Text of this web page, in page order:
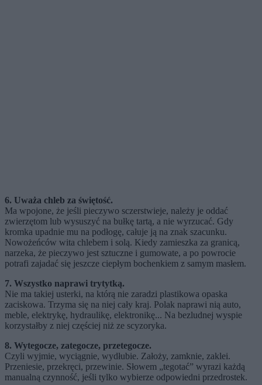
6. Uważa chleb za świętość.
Ma wpojone, że jeśli pieczywo sczerstwieje, należy je oddać
zwierzętom lub wysuszyć na bułkę tartą, a nie wyrzucać. Gdy
kromka upadnie mu na podłogę, całuje ją na znak szacunku.
Nowożeńców wita chlebem i solą. Kiedy zamieszka za granicą,
narzeka, że pieczywo jest sztuczne i gumowate, a po powrocie
potrafi zajadać się jeszcze ciepłym bochenkiem z samym masłem.
7. Wszystko naprawi trytytką.
Nie ma takiej usterki, na którą nie zaradzi plastikowa opaska
zaciskowa. Trzyma się na niej cały kraj. Polak naprawi nią auto,
meble, elektrykę, hydraulikę, elektronikę... Na bezludnej wyspie
korzystałby z niej częściej niż ze scyzoryka.
8. Wytegocze, zategocze, przetegocze.
Czyli wyjmie, wyciągnie, wydłubie. Założy, zamknie, zaklei.
Przeniesie, przekręci, przewinie. Słowem „tegotać” wyrazi każdą
manualną czynność, jeśli tylko wybierze odpowiedni przedrostek.